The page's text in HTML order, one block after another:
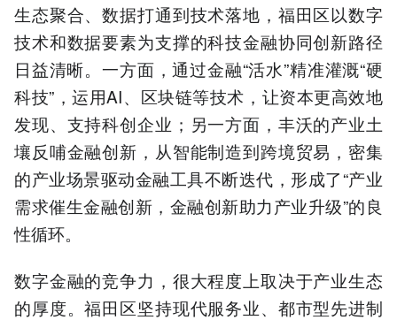
生态聚合、数据打通到技术落地，福田区以数字
技术和数据要素为支撑的科技金融协同创新路径
日益清晰。一方面，通过金融“活水”精准灌溉“硬
科技”，运用AI、区块链等技术，让资本更高效地
发现、支持科创企业；另一方面，丰沃的产业土
壤反哺金融创新，从智能制造到跨境贸易，密集
的产业场景驱动金融工具不断迭代，形成了“产业
需求催生金融创新，金融创新助力产业升级”的良
性循环。
数字金融的竞争力，很大程度上取决于产业生态
的厚度。福田区坚持现代服务业、都市型先进制